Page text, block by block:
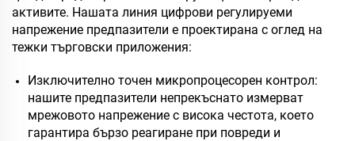
активите. Нашата линия цифрови регулируеми
напрежение предпазители е проектирана с оглед на
тежки търговски приложения:
Изключително точен микропроцесорен контрол:
нашите предпазители непрекъснато измерват
мрежовото напрежение с висока честота, което
гарантира бързо реагиране при повреди и